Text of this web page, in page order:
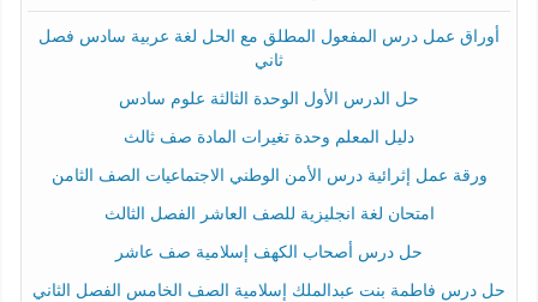
أوراق عمل درس المفعول المطلق مع الحل لغة عربية سادس فصل
ثاني
حل الدرس الأول الوحدة الثالثة علوم سادس
دليل المعلم وحدة تغيرات المادة صف ثالث
ورقة عمل إثرائية درس الأمن الوطني الاجتماعيات الصف الثامن
امتحان لغة انجليزية للصف العاشر الفصل الثالث
حل درس أصحاب الكهف إسلامية صف عاشر
حل درس فاطمة بنت عبدالملك إسلامية الصف الخامس الفصل الثاني